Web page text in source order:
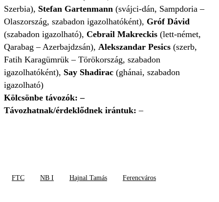
Szerbia), Stefan Gartenmann (svájci-dán, Sampdoria –
Olaszország, szabadon igazolhatóként), Gróf Dávid
(szabadon igazolható), Cebrail Makreckis (lett-német,
Qarabag – Azerbajdzsán), Alekszandar Pesics (szerb,
Fatih Karagümrük – Törökország, szabadon
igazolhatóként), Say Shadirac (ghánai, szabadon
igazolható)
Kölcsönbe távozók: –
Távozhatnak/érdeklődnek irántuk: –
FTC NB I Hajnal Tamás Ferencváros